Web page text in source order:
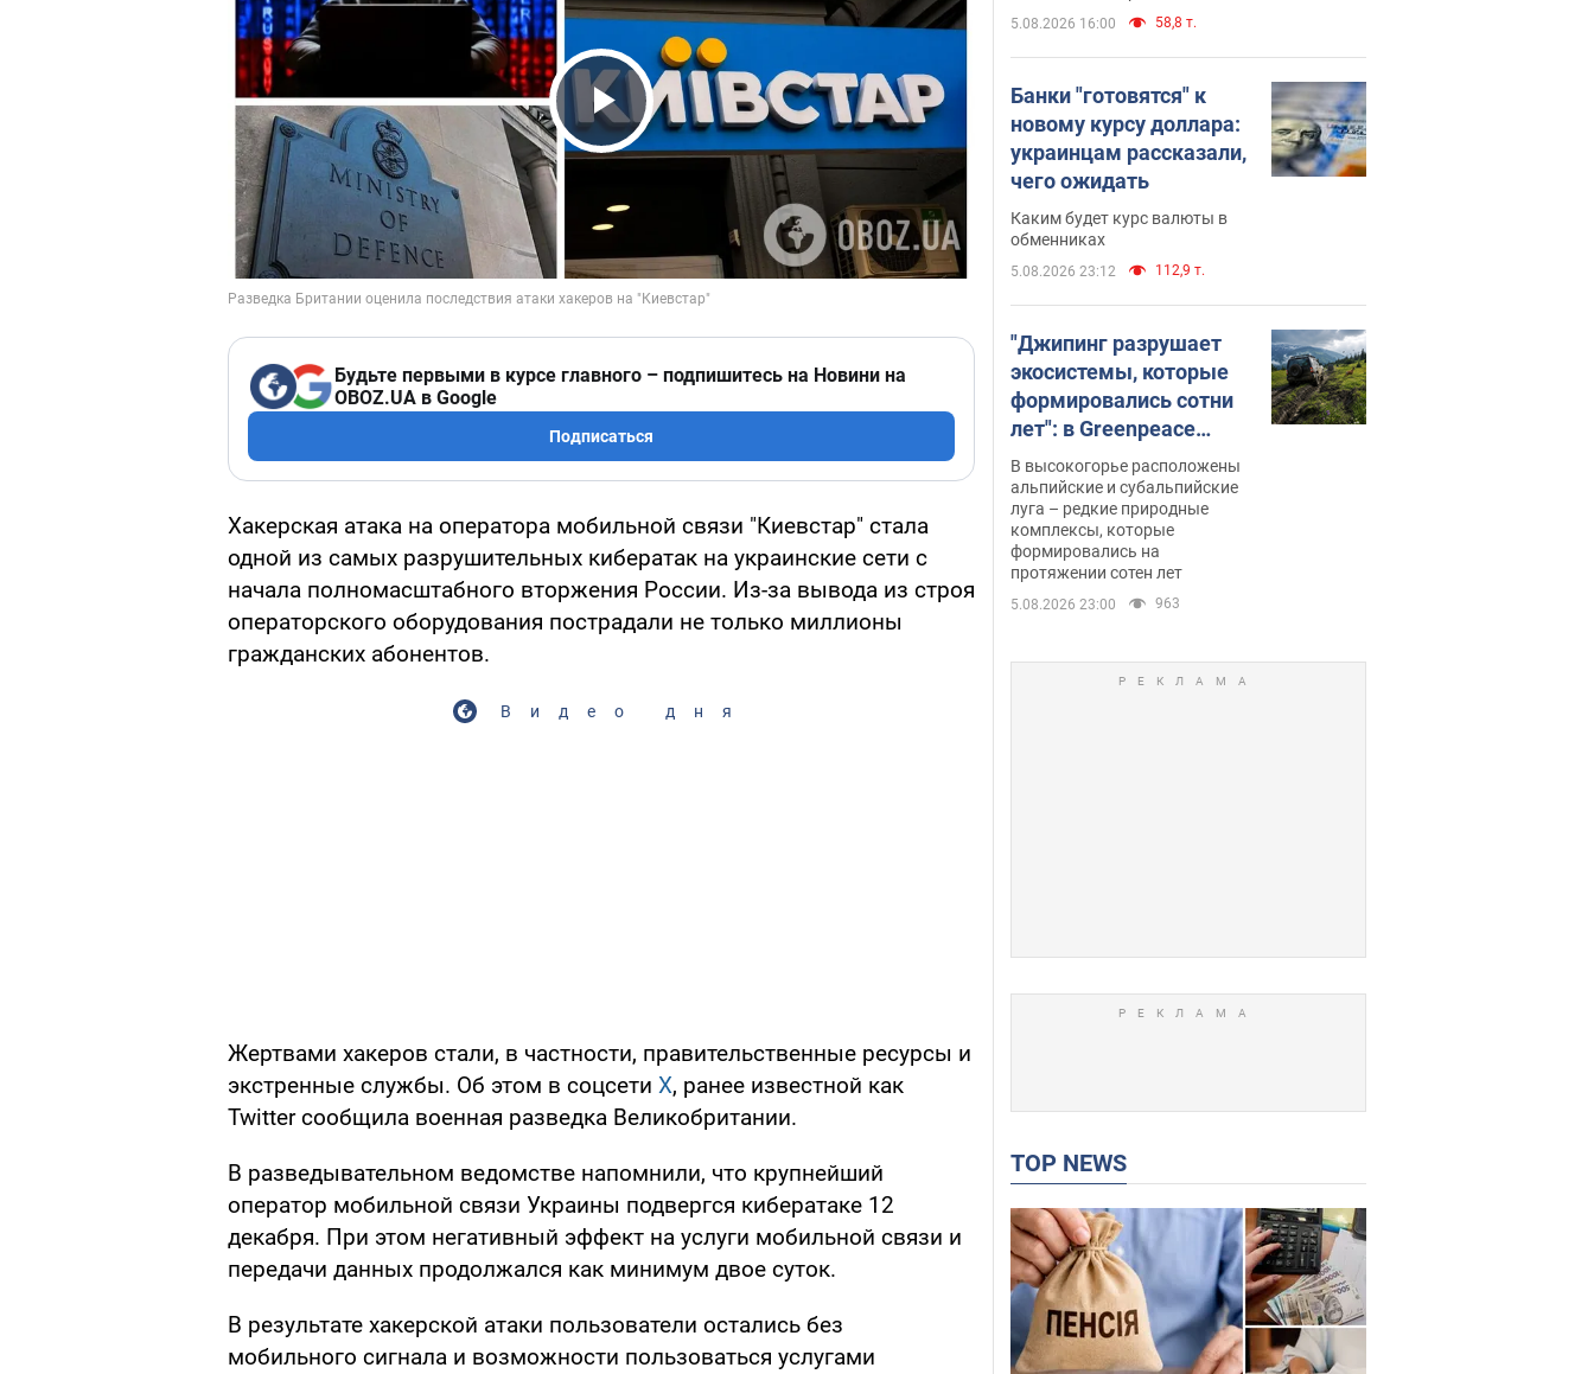
Play Video
Будьте первыми в курсе главного – подпишитесь на Новини на
OBOZ.UA в Google
Подписаться
Хакерская атака на оператора мобильной связи "Киевстар" стала
одной из самых разрушительных кибератак на украинские сети с
начала полномасштабного вторжения России. Из-за вывода из строя
операторского оборудования пострадали не только миллионы
гражданских абонентов.
Видео дня
Жертвами хакеров стали, в частности, правительственные ресурсы и
экстренные службы. Об этом в соцсети X, ранее известной как
Twitter сообщила военная разведка Великобритании.
В разведывательном ведомстве напомнили, что крупнейший
оператор мобильной связи Украины подвергся кибератаке 12
декабря. При этом негативный эффект на услуги мобильной связи и
передачи данных продолжался как минимум двое суток.
В результате хакерской атаки пользователи остались без
мобильного сигнала и возможности пользоваться услугами
5.08.2026 16:00 58,8 т.
Банки "готовятся" к
новому курсу доллара:
украинцам рассказали,
чего ожидать
Каким будет курс валюты в
обменниках
5.08.2026 23:12 112,9 т.
"Джипинг разрушает
экосистемы, которые
формировались сотни
лет": в Greenpeace
забили тревогу
В высокогорье расположены
альпийские и субальпийские
луга – редкие природные
комплексы, которые
формировались на
протяжении сотен лет
5.08.2026 23:00 963
TOP NEWS